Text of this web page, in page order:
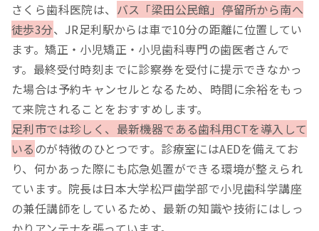
さくら歯科医院は、 バス「梁田公民館」停留所から南へ
徒歩3分、JR足利駅からは車で10分の距離に位置してい
ます。矯正・小児矯正・小児歯科専門の歯医者さんで
す。最終受付時刻までに診察券を受付に提示できなかっ
た場合は予約キャンセルとなるため、時間に余裕をもっ
て来院されることをおすすめします。
足利市では珍しく、最新機器である歯科用CTを導入して
いる のが特徴のひとつです。診療室にはAEDを備えてお
り、何かあった際にも応急処置ができる環境が整えられ
ています。院長は日本大学松戸歯学部で小児歯科学講座
の兼任講師をしているため、最新の知識や技術にはしっ